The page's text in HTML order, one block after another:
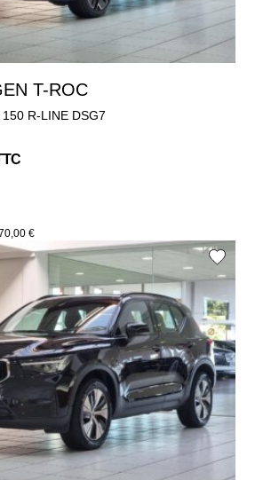
VOLKSWAGEN T-ROC
R-LINE DSG7
€